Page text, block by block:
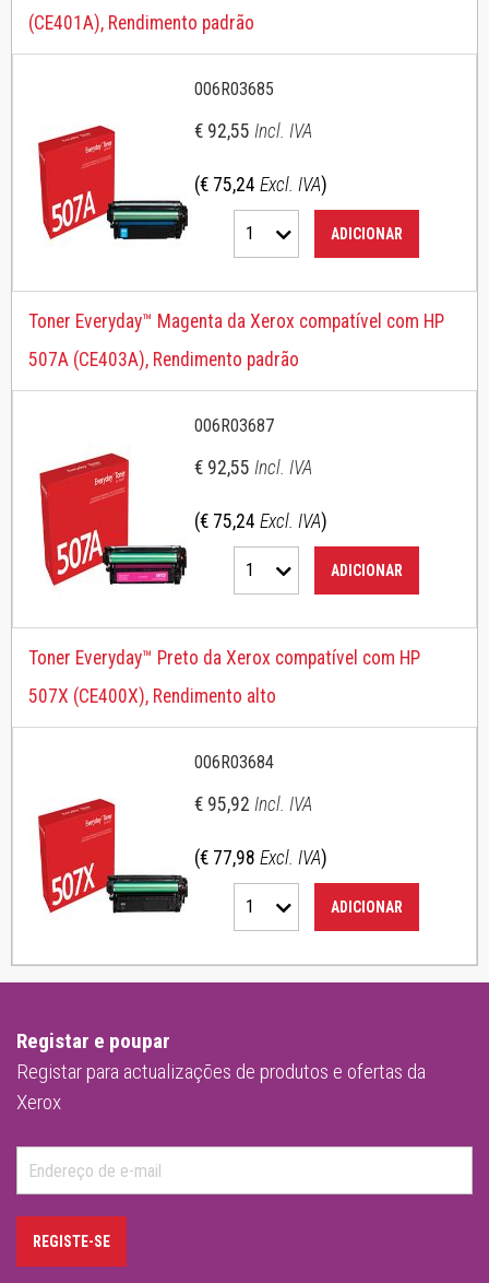
(CE401A), Rendimento padrão
006R03685
€ 92,55 Incl. IVA
(€ 75,24 Excl. IVA)
1 ADICIONAR
Toner Everyday™ Magenta da Xerox compatível com HP
507A (CE403A), Rendimento padrão
006R03687
€ 92,55 Incl. IVA
(€ 75,24 Excl. IVA)
1 ADICIONAR
Toner Everyday™ Preto da Xerox compatível com HP
507X (CE400X), Rendimento alto
006R03684
€ 95,92 Incl. IVA
(€ 77,98 Excl. IVA)
1 ADICIONAR
Registar e poupar
Registar para actualizações de produtos e ofertas da
Xerox
REGISTE-SE